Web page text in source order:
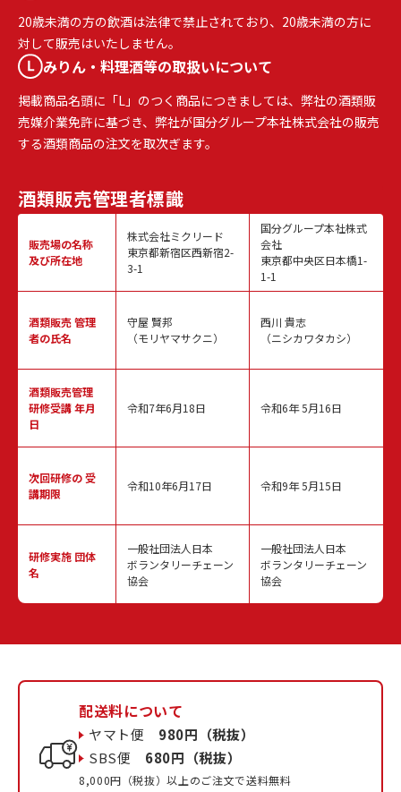
20歳未満の方の飲酒は法律で禁止されており、20歳未満の方に
対して販売はいたしません。
みりん・料理酒等の取扱いについて
掲載商品名頭に「L」のつく商品につきましては、弊社の酒類販
売媒介業免許に基づき、弊社が国分グループ本社株式会社の販売
する酒類商品の注文を取次ぎます。
酒類販売管理者標識
販売場の名称
及び所在地
酒類販売管理
者の氏名
酒類販売管理
研修受講 年月
日
次回研修の受
講期限
研修実施 団体
名
株式会社ミクリード
東京都新宿区西新宿2-
3-1
守屋 賢邦
（モリヤマサクニ）
令和7年6月18日
令和10年6月17日
一般社団法人日本
ボランタリーチェーン
協会
国分グループ本社株式
会社
東京都中央区日本橋1-
1-1
西川 貴志
（ニシカワタカシ）
令和6年 5月16日
令和9年 5月15日
一般社団法人日本
ボランタリーチェーン
協会
配送料について
ヤマト便 980円（税抜）
SBS便 680円（税抜）
8,000円（税抜）以上のご注文で送料無料